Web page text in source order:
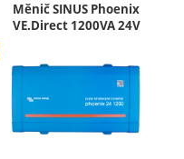
Měnič SINUS Phoenix
VE.Direct 1200VA 24V